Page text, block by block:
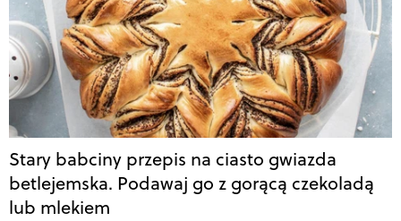
Stary babciny przepis na ciasto gwiazda
betlejemska. Podawaj go z gorącą czekoladą
lub mlekiem